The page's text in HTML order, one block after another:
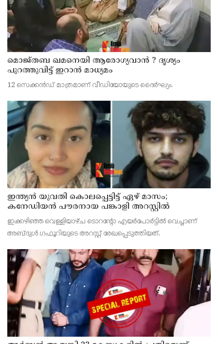
മൊജ്തബ ഖമനെയി ആരോഗ്യവാന്‍ ? ദൃശ്യം
പുറത്തുവിട്ട് ഇറാന്‍ മാധ്യമം
12 സെക്കന്‍ഡ് മാത്രമാണ് വീഡിയോയുടെ ദൈര്‍ഘ്യം.
ഇന്ത്യന്‍ യുവതി കൊലപ്പെട്ടിട്ട് ഏഴ് മാസം;
കനേഡിയന്‍ പൗരനായ പങ്കാളി അറസ്റ്റില്‍
ഇക്കഴിഞ്ഞ വെള്ളിയാഴ്ച ടൊറന്റോ എയര്‍പോര്‍ട്ടില്‍ വെച്ചാണ്
അബ്ദുള്‍ ഗഫൂറിയുടെ അറസ്റ്റ് രേഖപ്പെടുത്തിയത്.